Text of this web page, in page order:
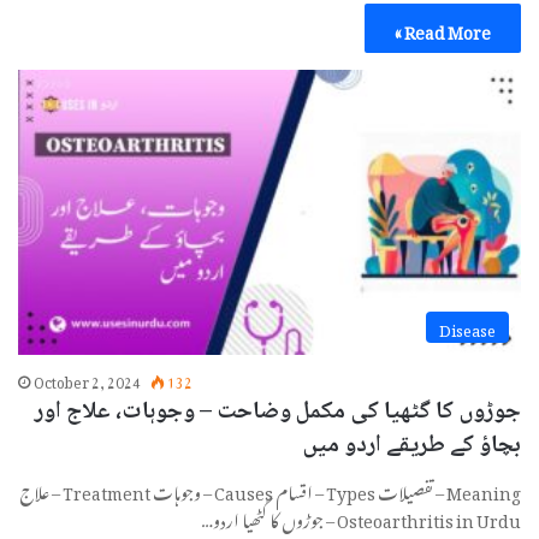
Read More »
Disease
October 2, 2024 132
جوڑوں کا گٹھیا کی مکمل وضاحت – وجوہات، علاج اور
بچاؤ کے طریقے اردو میں
Meaning – تفصیلات Types – اقسام Causes – وجوہات Treatment – علاج
Osteoarthritis in Urdu – جوڑوں کا گٹھیا اردو…